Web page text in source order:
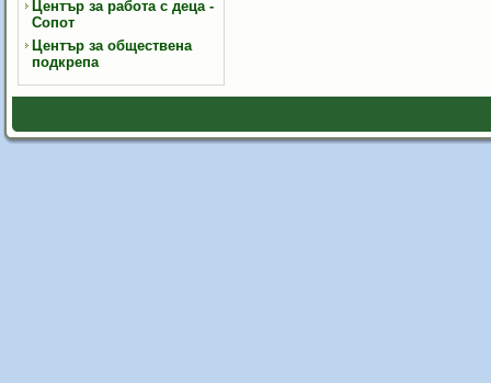
Център за работа с деца -
Сопот
Център за обществена
подкрепа